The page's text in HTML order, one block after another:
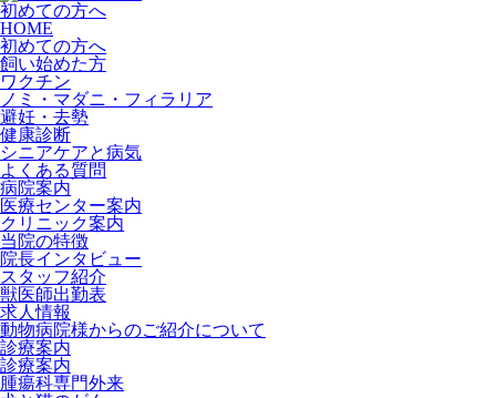
初めての方へ
HOME
初めての方へ
飼い始めた方
ワクチン
ノミ・マダニ・フィラリア
避妊・去勢
健康診断
シニアケアと病気
よくある質問
病院案内
医療センター案内
クリニック案内
当院の特徴
院長インタビュー
スタッフ紹介
獣医師出勤表
求人情報
動物病院様からのご紹介について
診療案内
診療案内
腫瘍科専門外来